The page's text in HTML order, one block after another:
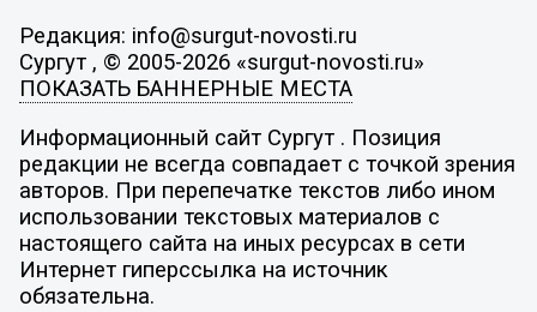
Редакция: info@surgut-novosti.ru
Сургут , © 2005-2026 «surgut-novosti.ru»
ПОКАЗАТЬ БАННЕРНЫЕ МЕСТА
Информационный сайт Сургут . Позиция
редакции не всегда совпадает с точкой зрения
авторов. При перепечатке текстов либо ином
использовании текстовых материалов с
настоящего сайта на иных ресурсах в сети
Интернет гиперссылка на источник
обязательна.